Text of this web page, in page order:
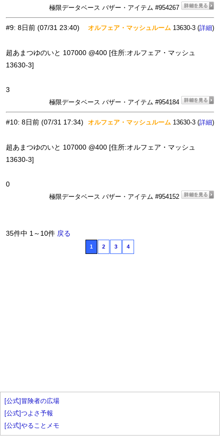
極限データベース バザー・アイテム #954267
#9: 8日前 (07/31 23:40) オルフェア・マッシュルーム 13630-3 (詳細)
超あまつゆのいと 107000 @400 [住所:オルフェア・マッシュ
13630-3]
3
極限データベース バザー・アイテム #954184
#10: 8日前 (07/31 17:34) オルフェア・マッシュルーム 13630-3 (詳細)
超あまつゆのいと 107000 @400 [住所:オルフェア・マッシュ
13630-3]
0
極限データベース バザー・アイテム #954152
35件中 1～10件 戻る
1 2 3 4
[公式]冒険者の広場
[公式]つよさ予報
[公式]やることメモ